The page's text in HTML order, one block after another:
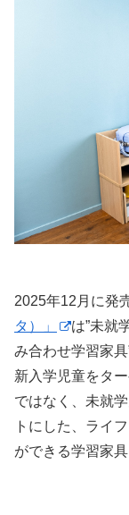
2025年12月に発
タ）」
は”未就
み合わせ学習家
新入学児童をタ
ではなく、未就
トにした、ライ
ができる学習家